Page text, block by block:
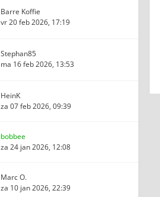
Barre Koffie
vr 20 feb 2026, 17:19
Stephan85
ma 16 feb 2026, 13:53
HeinK
za 07 feb 2026, 09:39
bobbee
za 24 jan 2026, 12:08
Marc O.
za 10 jan 2026, 22:39